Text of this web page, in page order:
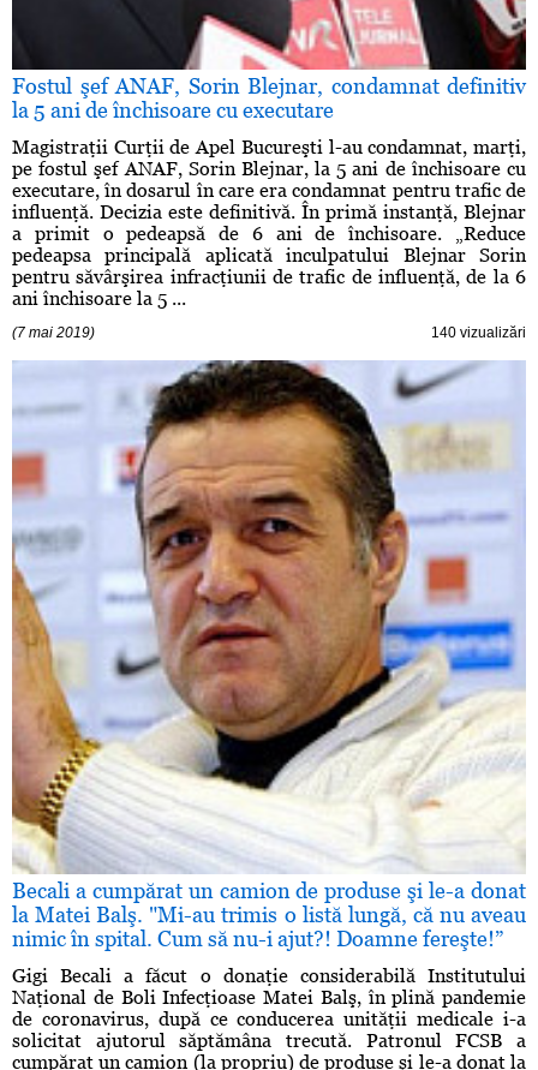
Fostul şef ANAF, Sorin Blejnar, condamnat definitiv
la 5 ani de închisoare cu executare
Magistraţii Curţii de Apel Bucureşti l-au condamnat, marţi,
pe fostul şef ANAF, Sorin Blejnar, la 5 ani de închisoare cu
executare, în dosarul în care era condamnat pentru trafic de
influenţă. Decizia este definitivă. În primă instanţă, Blejnar
a primit o pedeapsă de 6 ani de închisoare. „Reduce
pedeapsa principală aplicată inculpatului Blejnar Sorin
pentru săvârşirea infracţiunii de trafic de influenţă, de la 6
ani închisoare la 5 ...
(7 mai 2019) 140 vizualizări
Becali a cumpărat un camion de produse şi le-a donat
la Matei Balş. "Mi-au trimis o listă lungă, că nu aveau
nimic în spital. Cum să nu-i ajut?! Doamne fereşte!”
Gigi Becali a făcut o donaţie considerabilă Institutului
Naţional de Boli Infecţioase Matei Balş, în plină pandemie
de coronavirus, după ce conducerea unităţii medicale i-a
solicitat ajutorul săptămâna trecută. Patronul FCSB a
cumpărat un camion (la propriu) de produse şi le-a donat la